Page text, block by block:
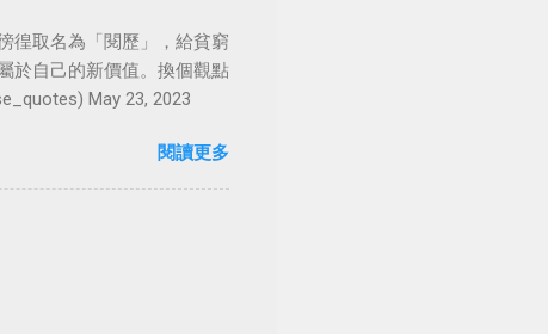
徨取名為「閱歷」，給貧窮
於自己的新價值。換個觀點
May 23, 2023
閱讀更多